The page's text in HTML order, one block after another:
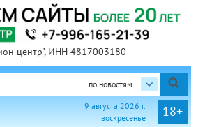
центр", ИНН 4817003180
по новостям
18+
9 августа 2026 г.
воскресенье